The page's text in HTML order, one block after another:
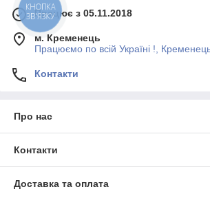
Працює з 05.11.2018
м. Кременець
Працюємо по всій Україні !,
Контакти
Про нас
Контакти
Доставка та оплата
КНОПКА
ЗВ'ЯЗКУ